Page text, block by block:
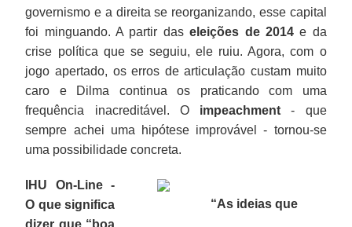
governismo e a direita se reorganizando, esse capital
foi minguando. A partir daseleições de 2014e da
crise política que se seguiu, ele ruiu. Agora, com o
jogo apertado, os erros de articulação custam muito
caro e Dilma continua os praticando com uma
frequência inacreditável. O impeachment - que
sempre achei uma hipótese improvável - tornou-se
uma possibilidade concreta.
“As ideias que
IHU On-Line -
O que significa
dizer que “boa